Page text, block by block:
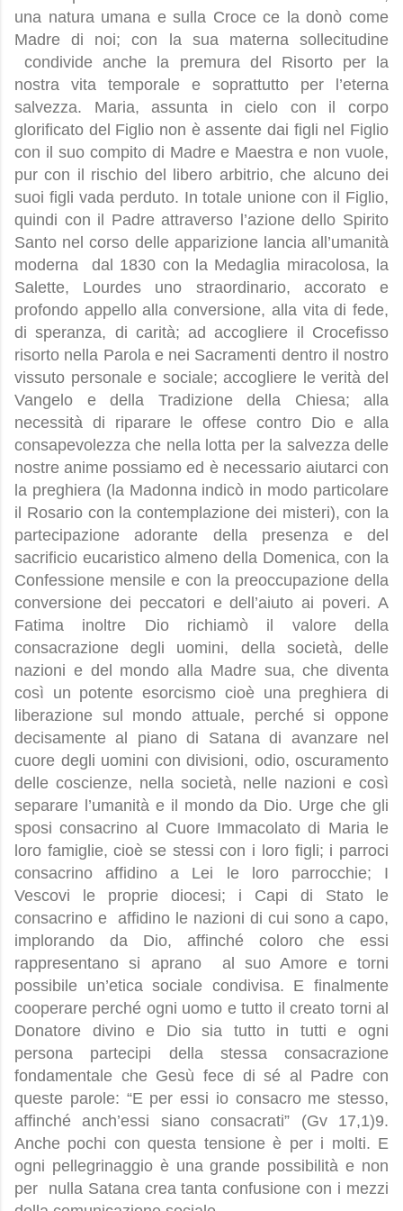
una natura umana e sulla Croce ce la donò come
Madre di noi; con la sua materna sollecitudine
condivide anche la premura del Risorto per la
nostra vita temporale e soprattutto per l’eterna
salvezza. Maria, assunta in cielo con il corpo
glorificato del Figlio non è assente dai figli nel Figlio
con il suo compito di Madre e Maestra e non vuole,
pur con il rischio del libero arbitrio, che alcuno dei
suoi figli vada perduto. In totale unione con il Figlio,
quindi con il Padre attraverso l’azione dello Spirito
Santo nel corso delle apparizione lancia all’umanità
moderna
dal 1830 con la Medaglia miracolosa, la
Salette, Lourdes uno straordinario, accorato e
profondo appello alla conversione, alla vita di fede,
di speranza, di carità; ad accogliere il Crocefisso
risorto nella Parola e nei Sacramenti dentro il nostro
vissuto personale e sociale; accogliere le verità del
Vangelo e della Tradizione della Chiesa; alla
necessità di riparare le offese contro Dio e alla
consapevolezza che nella lotta per la salvezza delle
nostre anime possiamo ed è necessario aiutarci con
la preghiera (la Madonna indicò in modo particolare
il Rosario con la contemplazione dei misteri), con la
partecipazione adorante della presenza e del
sacrificio eucaristico almeno della Domenica, con la
Confessione mensile e con la preoccupazione della
conversione dei peccatori e dell’aiuto ai poveri. A
Fatima inoltre Dio richiamò il valore della
consacrazione degli uomini, della società, delle
nazioni e del mondo alla Madre sua, che diventa
così un potente esorcismo cioè una preghiera di
liberazione sul mondo attuale, perché si oppone
decisamente al piano di Satana di avanzare nel
cuore degli uomini con divisioni, odio, oscuramento
delle coscienze, nella società, nelle nazioni e così
separare l’umanità e il mondo da Dio. Urge che gli
sposi consacrino al Cuore Immacolato di Maria le
loro famiglie, cioè se stessi con i loro figli; i parroci
consacrino affidino a Lei le loro parrocchie; I
Vescovi le proprie diocesi; i Capi di Stato le
consacrino e affidino le nazioni di cui sono a capo,
implorando da Dio, affinché coloro che essi
rappresentano si aprano
al suo Amore e torni
possibile un’etica sociale condivisa. E finalmente
cooperare perché ogni uomo e tutto il creato torni al
Donatore divino e Dio sia tutto in tutti e ogni
persona partecipi della stessa consacrazione
fondamentale che Gesù fece di sé al Padre con
queste parole: “E per essi io consacro me stesso,
affinché anch’essi siano consacrati” (Gv 17,1)9.
Anche pochi con questa tensione è per i molti. E
ogni pellegrinaggio è una grande possibilità e non
per
nulla Satana crea tanta confusione con i mezzi